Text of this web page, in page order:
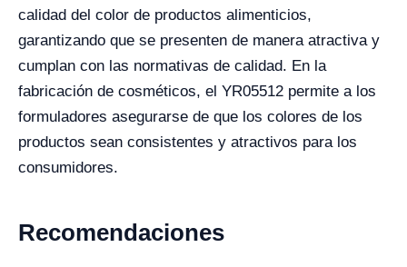
calidad del color de productos alimenticios,
garantizando que se presenten de manera atractiva y
cumplan con las normativas de calidad. En la
fabricación de cosméticos, el YR05512 permite a los
formuladores asegurarse de que los colores de los
productos sean consistentes y atractivos para los
consumidores.
Recomendaciones